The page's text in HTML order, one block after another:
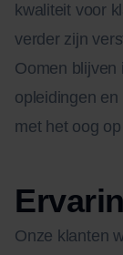
kwaliteit voor
verder zijn
Oomen blijven
opleidingen
met het oog
Onze klanten